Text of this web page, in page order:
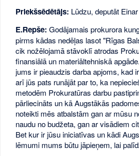
Priekšsēdētājs: Lūdzu, deputāt
E.Repše: Godājamais prokurora
pirms kādas nedēļas lasot "Rīgas
cik nožēlojamā stāvoklī atrodas
finansiālā un materiāltehniskā
jums ir pieaudzis darba apjoms, kad
arī jūs pats runājāt par to, ka
metodēm Prokuratūras darbu
pārliecināts un kā Augstākās
noteikti mēs atbalstām gan ar mūsu
naudu no budžeta, gan ar visādiem
Bet kur ir jūsu iniciatīvas un kādi
lēmumi mums būtu jāpieņem, lai